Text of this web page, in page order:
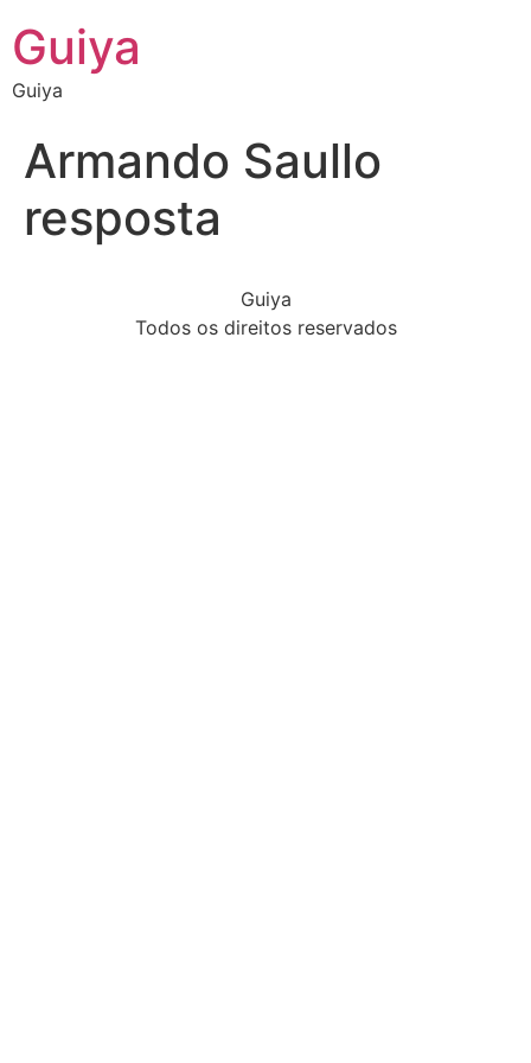
Guiya
Guiya
Armando Saullo
resposta
Guiya
Todos os direitos reservados